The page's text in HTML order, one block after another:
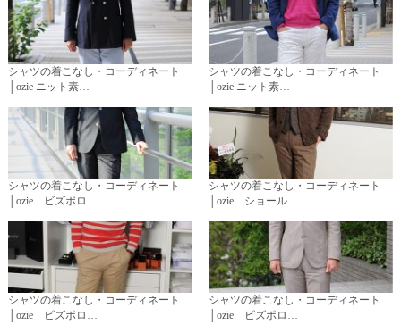
シャツの着こなし・コーディネート
│ozie ニット素…
シャツの着こなし・コーディネート
│ozie ニット素…
シャツの着こなし・コーディネート
│ozie ビズポロ…
シャツの着こなし・コーディネート
│ozie ショール…
シャツの着こなし・コーディネート
│ozie ビズポロ…
シャツの着こなし・コーディネート
│ozie ビズポロ…